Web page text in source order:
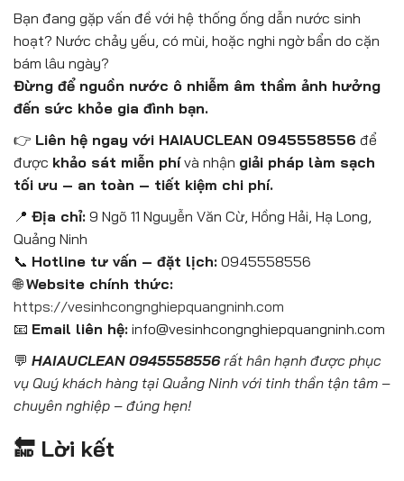
Bạn đang gặp vấn đề với hệ thống ống dẫn nước sinh
hoạt? Nước chảy yếu, có mùi, hoặc nghi ngờ bẩn do cặn
bám lâu ngày?
Đừng để nguồn nước ô nhiễm âm thầm ảnh hưởng
đến sức khỏe gia đình bạn.
👉 Liên hệ ngay với HAIAUCLEAN 0945558556 để
được khảo sát miễn phívà nhận giải pháp làm sạch
tối ưu – an toàn – tiết kiệm chi phí.
📍 Địa chỉ: 9 Ngõ 11 Nguyễn Văn Cừ, Hồng Hải, Hạ Long,
Quảng Ninh
📞 Hotline tư vấn – đặt lịch: 0945558556
🌐Website chính thức:
https://vesinhcongnghiepquangninh.com
📧 Email liên hệ: info@vesinhcongnghiepquangninh.com
💬 HAIAUCLEAN 0945558556rất hân hạnh được phục
vụ Quý khách hàng tại Quảng Ninh với tinh thần tận tâm –
chuyên nghiệp – đúng hẹn!
🔚 Lời kết